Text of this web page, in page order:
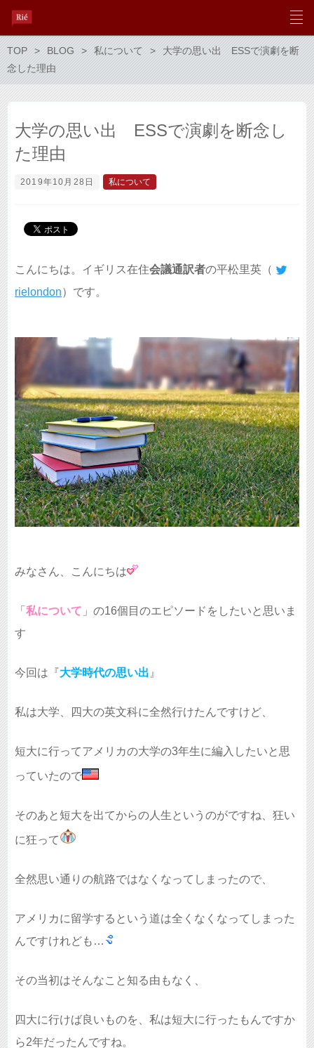
TOP BLOG 私について
大学の思い出 ESSで演劇を断
念した理由
大学の思い出 ESSで演劇を断念し
た理由
2019年10月28日 私について
こんにちは。イギリス在住会議通訳者の平松里英（
rielondon）です。
みなさん、こんにちは
「 私について 」の16個目のエピソードをしたいと思いま
す
今回は『大学時代の思い出 』
私は大学、四大の英文科に全然行けたんですけど、
短大に行ってアメリカの大学の3年生に編入したいと思
っていたので
そのあと短大を出てからの人生というのがですね、狂い
に狂って
全然思い通りの航路ではなくなってしまったので、
アメリカに留学するという道は全くなくなってしまった
んですけれども…
その当初はそんなこと知る由もなく、
四大に行けば良いものを、私は短大に行ったもんですか
ら2年だったんですね。